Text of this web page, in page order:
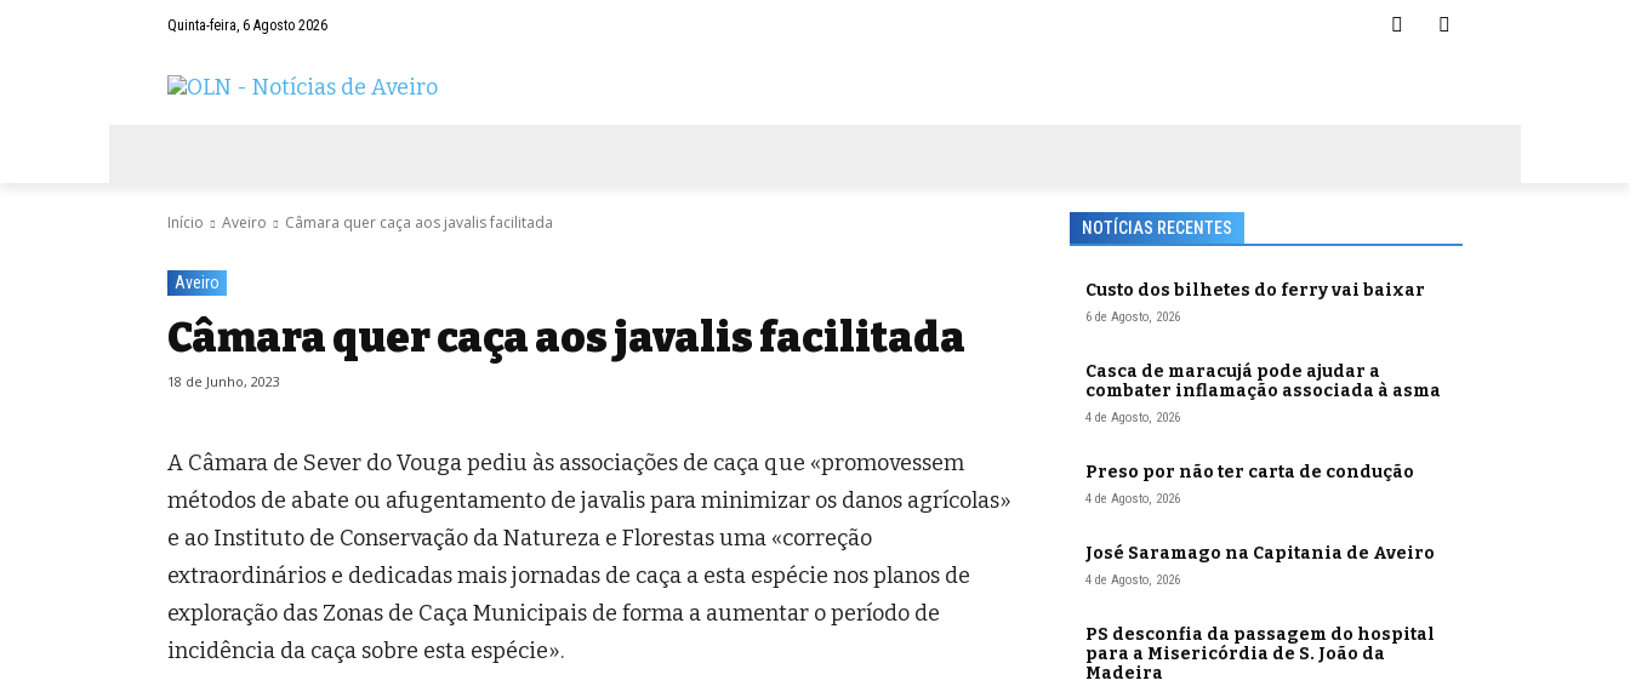
Quinta-feira, 6 Agosto 2026
Início Aveiro Câmara quer caça aos javalis facilitada
Aveiro
Câmara quer caça aos javalis facilitada
18 de Junho, 2023
A Câmara de Sever do Vouga pediu às associações de caça que «promovessem
métodos de abate ou afugentamento de javalis para minimizar os danos agrícolas»
e ao Instituto de Conservação da Natureza e Florestas uma «correção
extraordinários e dedicadas mais jornadas de caça a esta espécie nos planos de
exploração das Zonas de Caça Municipais de forma a aumentar o período de
incidência da caça sobre esta espécie».
NOTÍCIAS RECENTES
Custo dos bilhetes do ferry vai baixar
6 de Agosto, 2026
Casca de maracujá pode ajudar a
combater inflamação associada à asma
4 de Agosto, 2026
Preso por não ter carta de condução
4 de Agosto, 2026
José Saramago na Capitania de Aveiro
4 de Agosto, 2026
PS desconfia da passagem do hospital
para a Misericórdia de S. João da
Madeira